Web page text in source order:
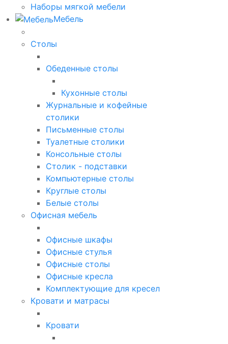
Наборы мягкой мебели
Мебель
Столы
Обеденные столы
Кухонные столы
Журнальные и кофейные
столики
Письменные столы
Туалетные столики
Консольные столы
Столик - подставки
Компьютерные столы
Круглые столы
Белые столы
Офисная мебель
Офисные шкафы
Офисные стулья
Офисные столы
Офисные кресла
Комплектующие для кресел
Кровати и матрасы
Кровати